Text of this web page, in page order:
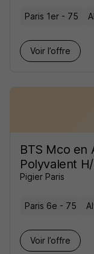
Paris 1er - 75
Voir l’offre
BTS Mco en
Polyvalent
Pigier Paris
Paris 6e - 75
Voir l’offre